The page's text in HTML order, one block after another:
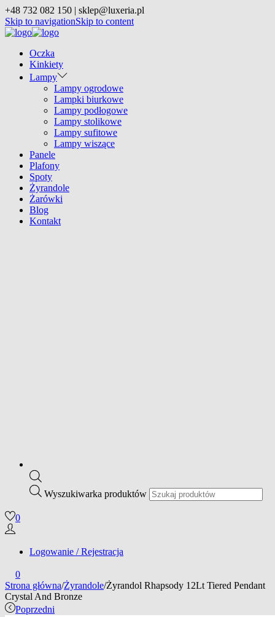
+48 732 082 150 | sklep@luxeria.pl
Skip to navigationSkip to content
Oczka
Kinkiety
Lampy
Lampy ogrodowe
Lampki biurkowe
Lampy podłogowe
Lampy stolikowe
Lampy sufitowe
Lampy wiszące
Panele
Plafony
Spoty
Żyrandole
Żarówki
Blog
Kontakt
Wyszukiwarka produktów
0
Logowanie / Rejestracja
0
Strona główna/Żyrandole/Żyrandol Rhapsody 12Lt Tiered Pendant
Crystal And Bronze
Poprzedni